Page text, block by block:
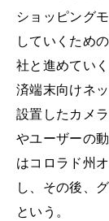
ショッピング
していくため
社と進めてい
済端末向けネ
設置したカメ
やユーザーの
はコロラド州
し、その後、
という。